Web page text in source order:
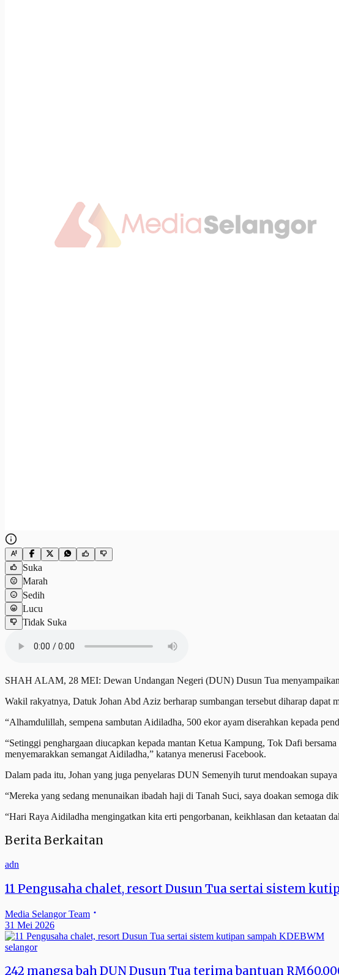
Suka
Marah
Sedih
Lucu
Tidak Suka
SHAH ALAM, 28 MEI: Dewan Undangan Negeri (DUN) Dusun Tua
Wakil rakyatnya, Datuk Johan Abd Aziz berharap sumbangan tersebut diharap dapat
“Alhamdulillah, sempena sambutan Aidiladha, 500 ekor ayam diserahkan kepada
“Setinggi penghargaan diucapkan kepada mantan Ketua Kampung, Tok Dafi
menyemarakkan semangat Aidiladha,” katanya menerusi Facebook.
Dalam pada itu, Johan yang juga penyelaras DUN Semenyih turut mendoakan
“Mereka yang sedang menunaikan ibadah haji di Tanah Suci, saya doakan semoga
“Hari Raya Aidiladha mengingatkan kita erti pengorbanan, keikhlasan dan ketaatan
Berita Berkaitan
adn
11 Pengusaha chalet, resort Dusun Tua sertai sistem
Media Selangor Team
31 Mei 2026
selangor
242 mangsa bah DUN Dusun Tua terima bantuan